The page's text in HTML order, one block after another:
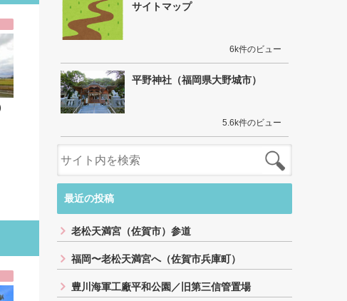
サイトマップ
6k件のビュー
平野神社（福岡県大野城市）
5.6k件のビュー
最近の投稿
老松天満宮（佐賀市）参道
福岡〜老松天満宮へ（佐賀市兵庫町）
豊川海軍工廠平和公園／旧第三信管置場